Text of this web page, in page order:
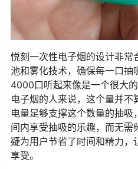
悦刻一次性电子烟的设计非常
池和雾化技术，确保每一口抽
4000口听起来像是一个很大
电子烟的人来说，这个量并
电量足够支撑这个数量的抽
间内享受抽吸的乐趣，而无
疑为用户节省了时间和精力，
享受。